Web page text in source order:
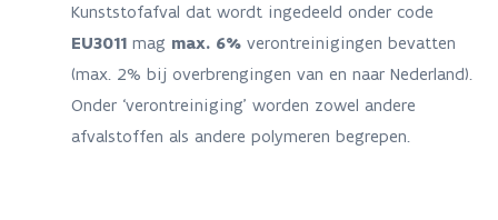
Kunststofafval dat wordt ingedeeld onder code
EU3011 mag max. 6% verontreinigingen bevatten
(max. 2% bij overbrengingen van en naar Nederland).
Onder ‘verontreiniging’ worden zowel andere
afvalstoffen als andere polymeren begrepen.